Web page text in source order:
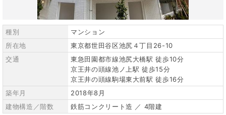
種別
マンション
所在地
東京都世田谷区池尻４丁目26-10
交通
東急田園都市線池尻大橋駅 徒歩10分
京王井の頭線池ノ上駅 徒歩15分
京王井の頭線駒場東大前駅 徒歩16分
築年月
2018年8月
建物構造／階数
鉄筋コンクリート造 ／ 4階建